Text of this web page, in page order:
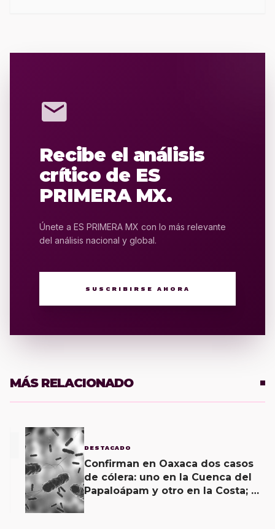
mail
Recibe el análisis
crítico de ES
PRIMERA MX.
Únete a ES PRIMERA MX con lo más relevante
del análisis nacional y global.
SUSCRIBIRSE AHORA
MÁS RELACIONADO
DESTACADO
Confirman en Oaxaca dos casos
de cólera: uno en la Cuenca del
Papaloápam y otro en la Costa; el